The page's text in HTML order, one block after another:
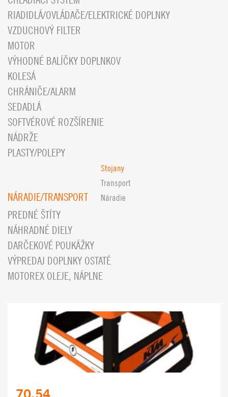
RIADIDLÁ/OVLÁDAČE/ELEKTRICKÉ DOPLNKY
VZDUCHOVÝ FILTER
MOTOR
VÝHODNÉ BALÍČKY DOPLNKOV
KOLESÁ
CHRÁNIČE/ALARM
SEDADLÁ
SOFTVÉROVÉ ROZŠÍRENIE
NÁDRŽE
PLASTY/POLEPY
NÁRADIE/TRANSPORT
Stojany
Transport
Náradie
PREDNÉ ŠTÍTY
NÁHRADNÉ DIELY
DARČEKOVÉ POUKÁŽKY
VÝPREDAJ DOPLNKY OSTATÉ
MOTOREX OLEJE, NÁPLNE
70.54